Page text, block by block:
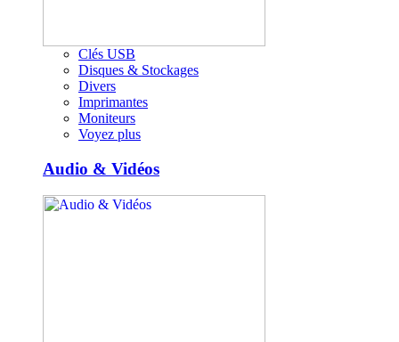
Clés USB
Disques & Stockages
Divers
Imprimantes
Moniteurs
Voyez plus
Audio & Vidéos